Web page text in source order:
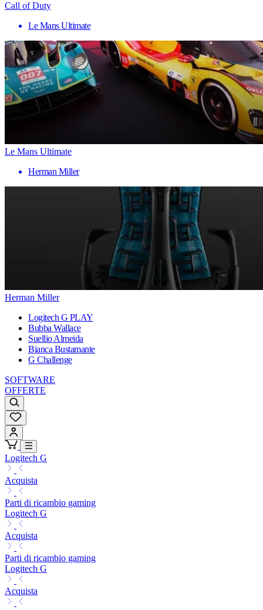
Call of Duty
Le Mans Ultimate
Le Mans Ultimate
Herman Miller
Herman Miller
Logitech G PLAY
Bubba Wallace
Suellio Almeida
Bianca Bustamante
G Challenge
SOFTWARE
OFFERTE
Logitech G
Acquista
Parti di ricambio gaming
Logitech G
Acquista
Parti di ricambio gaming
Logitech G
Acquista